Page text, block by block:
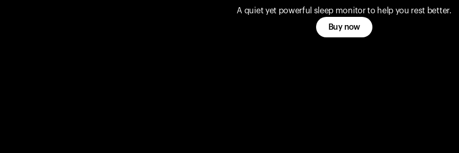
A quiet yet powerful sleep monitor to help you rest better.
Buy now